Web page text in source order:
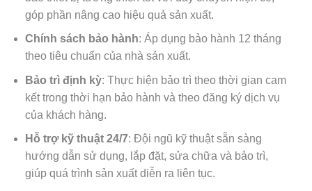
góp phần nâng cao hiệu quả sản xuất.
Chính sách bảo hành: Áp dụng bảo hành 12 tháng
theo tiêu chuẩn của nhà sản xuất.
Bảo trì định kỳ: Thực hiện bảo trì theo thời gian cam
kết trong thời hạn bảo hành và theo đăng ký dịch vụ
của khách hàng.
Hỗ trợ kỹ thuật 24/7: Đội ngũ kỹ thuật sẵn sàng
hướng dẫn sử dụng, lắp đặt, sửa chữa và bảo trì,
giúp quá trình sản xuất diễn ra liên tục.